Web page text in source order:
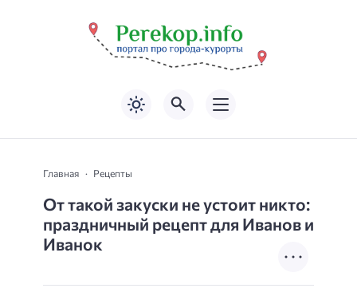
Главная Рецепты
От такой закуски не устоит никто:
праздничный рецепт для Иванов и
Иванок